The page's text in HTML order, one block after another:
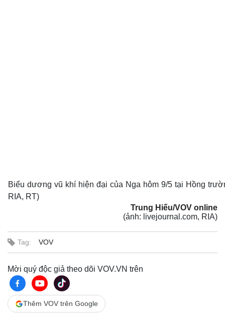
Biểu dương vũ khí hiện đại của Nga hôm 9/5 tại Hồng
RIA, RT)
Trung Hiếu/VOV online
(ảnh: livejournal.com, RIA)
Tag: VOV
Mời quý độc giả theo dõi VOV.VN trên
Thêm VOV trên Google